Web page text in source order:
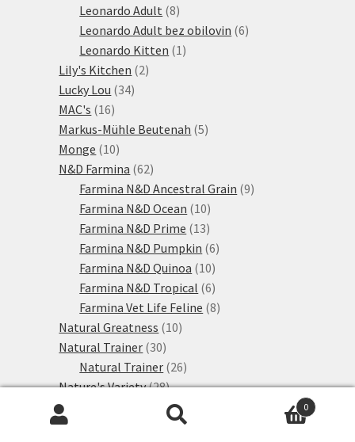
produktů
Leonardo Adult 88
produktů
Leonardo Adult bez obilovin 66
Leonardo Kitten 1 1
Lily's Kitchen 22
Lucky Lou 3434
MAC's 1616
produktů
Markus-Mühle Beutenah 55
Monge 1010
produktů
N&D Farmina 6262
produktů
Farmina N&D Ancestral Grain 99
Farmina N&D Ocean 1010
produktů
Farmina N&D Prime 1313
produktů
Farmina N&D Pumpkin 66
Farmina N&D Quinoa 1010
produktů
Farmina N&D Tropical 66
produktů
Farmina Vet Life Feline 88
Natural Greatness 1010
Natural Trainer 3030
produktů
Natural Trainer 2626
produktů
Nature's Variety 2828
produktů
Nutriplus
produkty
Nutrivet Inne
0